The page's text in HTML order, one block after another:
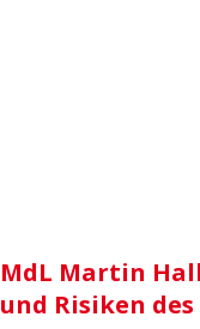
MdL Martin
und Risiken